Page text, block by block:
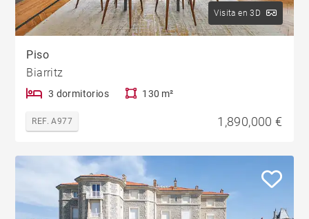
Visita en 3D
Piso
Biarritz
3 dormitorios 130 m²
REF. A977 1,890,000 €